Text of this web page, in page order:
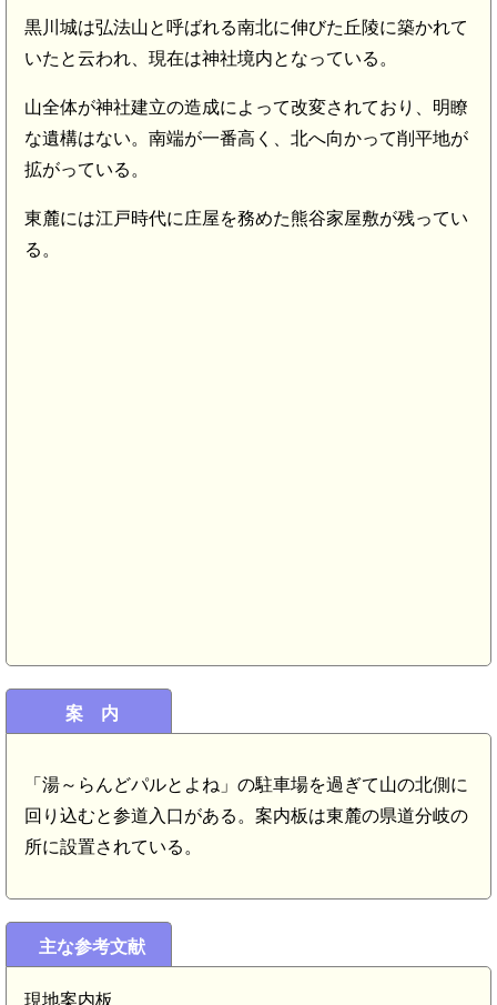
黒川城は弘法山と呼ばれる南北に伸びた丘陵に築かれて
いたと云われ、現在は神社境内となっている。
山全体が神社建立の造成によって改変されており、明瞭
な遺構はない。南端が一番高く、北へ向かって削平地が
拡がっている。
東麓には江戸時代に庄屋を務めた熊谷家屋敷が残ってい
る。
案 内
「湯～らんどパルとよね」の駐車場を過ぎて山の北側に
回り込むと参道入口がある。案内板は東麓の県道分岐の
所に設置されている。
主な参考文献
現地案内板